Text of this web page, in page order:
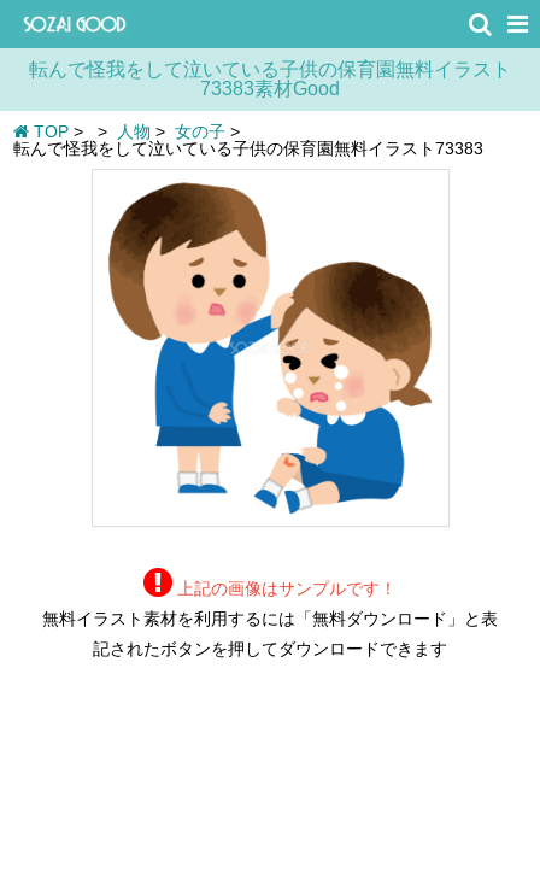
転んで怪我をして泣いている子供の保育園無料イラスト
73383素材Good
TOP > > 人物 > 女の子 >
転んで怪我をして泣いている子供の保育園無料イラスト73383
上記の画像はサンプルです！
無料イラスト素材を利用するには「無料ダウンロード」と表
記されたボタンを押してダウンロードできます